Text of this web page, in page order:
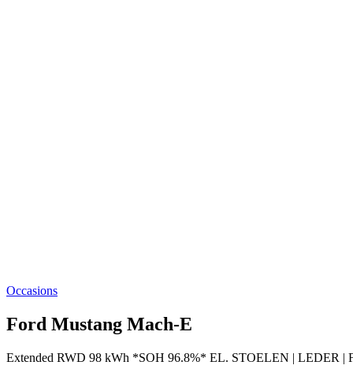
Occasions
Ford Mustang Mach-E
Extended RWD 98 kWh *SOH 96.8%* EL. STOELEN | LEDER |